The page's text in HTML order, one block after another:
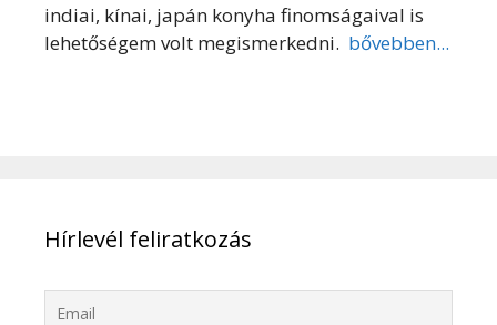
indiai, kínai, japán konyha finomságaival is
lehetőségem volt megismerkedni. bővebben...
Hírlevél feliratkozás